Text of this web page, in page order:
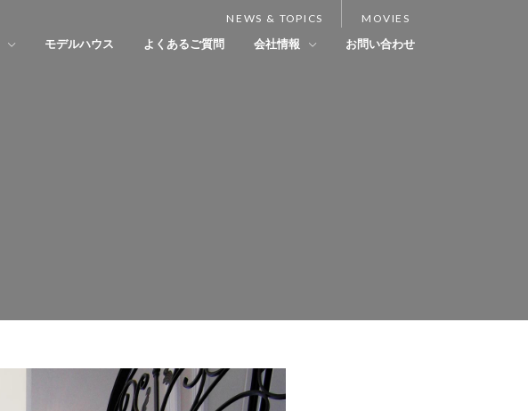
NEWS & TOPICS MOVIES
モデルハウス よくあるご質問 会社情報 お問い合わせ